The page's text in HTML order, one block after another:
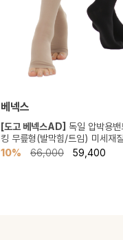
베넥스
[도고 베넥스AD] 독일 압박용
킹 무릎형(발막힘/트임) 미세
40mmHg)
10% 66,000 59,400